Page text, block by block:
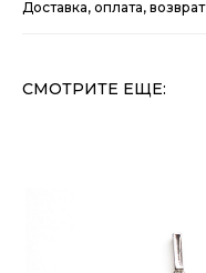
Доставка, оплата, возврат
СМОТРИТЕ ЕЩЕ: